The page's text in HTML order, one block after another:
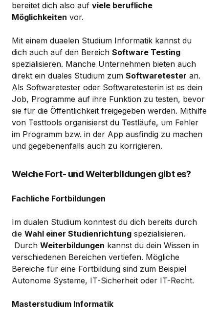
bereitet dich also auf viele berufliche
Möglichkeiten vor.
Mit einem duaelen Studium Informatik kannst du
dich auch auf den Bereich Software Testing
spezialisieren. Manche Unternehmen bieten auch
direkt ein duales Studium zum Softwaretester an.
Als Softwaretester oder Softwaretesterin ist es dein
Job, Programme auf ihre Funktion zu testen, bevor
sie für die Öffentlichkeit freigegeben werden. Mithilfe
von Testtools organisierst du Testläufe, um Fehler
im Programm bzw. in der App ausfindig zu machen
und gegebenenfalls auch zu korrigieren.
Welche Fort- und Weiterbildungen gibt es?
Fachliche Fortbildungen
Im dualen Studium konntest du dich bereits durch
die Wahl einer Studienrichtung spezialisieren.
Durch Weiterbildungen kannst du dein Wissen in
verschiedenen Bereichen vertiefen. Mögliche
Bereiche für eine Fortbildung sind zum Beispiel
Autonome Systeme, IT-Sicherheit oder IT-Recht.
Masterstudium Informatik